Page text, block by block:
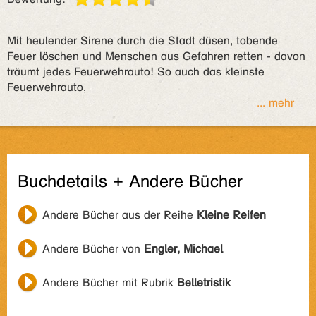
Mit heulender Sirene durch die Stadt düsen, tobende
Feuer löschen und Menschen aus Gefahren retten - davon
träumt jedes Feuerwehrauto! So auch das kleinste
Feuerwehrauto,
... mehr
Buchdetails + Andere Bücher
Andere Bücher aus der Reihe Kleine Reifen
Andere Bücher von Engler, Michael
Andere Bücher mit Rubrik Belletristik